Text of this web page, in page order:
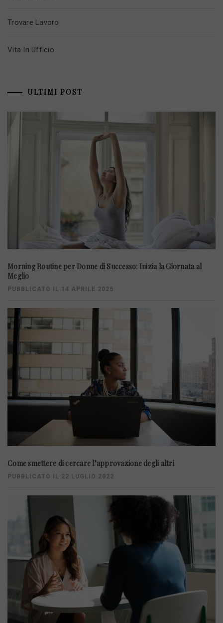
Trovare Lavoro
Vita In Ufficio
ULTIMI POST
Morning Routine per Donne di Successo: Inizia la Giornata al
Meglio
PUBBLICATO IL:14 APRILE 2025
Come smettere di cercare l’approvazione degli altri
PUBBLICATO IL:22 LUGLIO 2022